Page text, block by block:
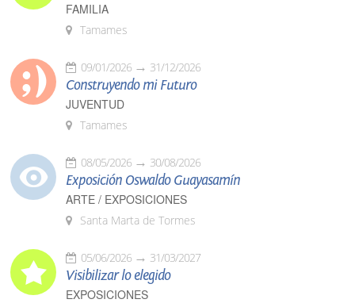
FAMILIA
Tamames
09/01/2026 31/12/2026
Construyendo mi Futuro
JUVENTUD
Tamames
08/05/2026 30/08/2026
Exposición Oswaldo Guayasamín
ARTE / EXPOSICIONES
Santa Marta de Tormes
05/06/2026 31/03/2027
Visibilizar lo elegido
EXPOSICIONES